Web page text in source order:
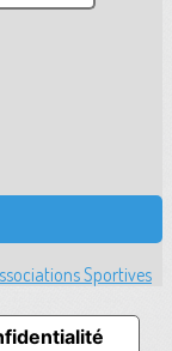
Sportives